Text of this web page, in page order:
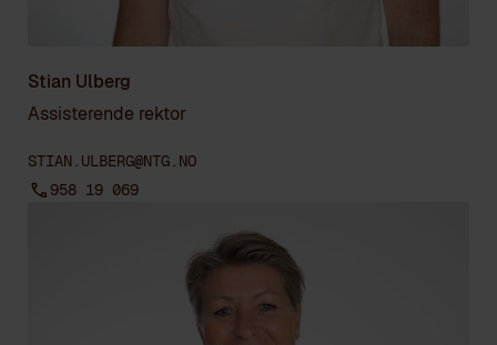
Stian Ulberg
Assisterende rektor
STIAN.ULBERG@NTG.NO
958 19 069